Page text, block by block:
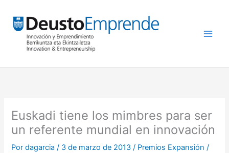
contenido
Euskadi tiene los mimbres para ser
un referente mundial en innovación
Pordagarcia/ 3 de marzo de 2013/ Premios Expansión /